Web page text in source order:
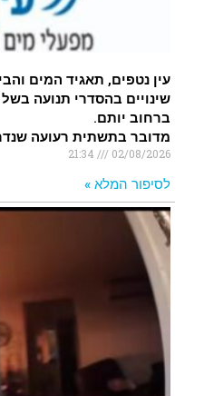
עין נטפים, תאגיד המים
שינויים בהסדרי תנועה
ברחוב יותם.
מדובר בתשתית רעועה
02/08/2026
לסיפור המלא »